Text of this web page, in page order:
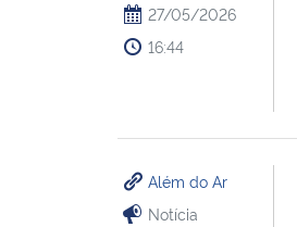
27/05/2026
16:44
Além do Ar
Notícia